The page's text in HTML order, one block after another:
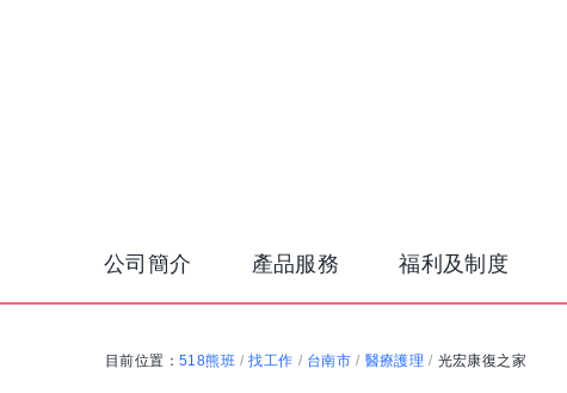
公司簡介 產品服務 福利及制度
目前位置： 518熊班 / 找工作 / 台南市 / 醫療護理 / 光宏康復之家